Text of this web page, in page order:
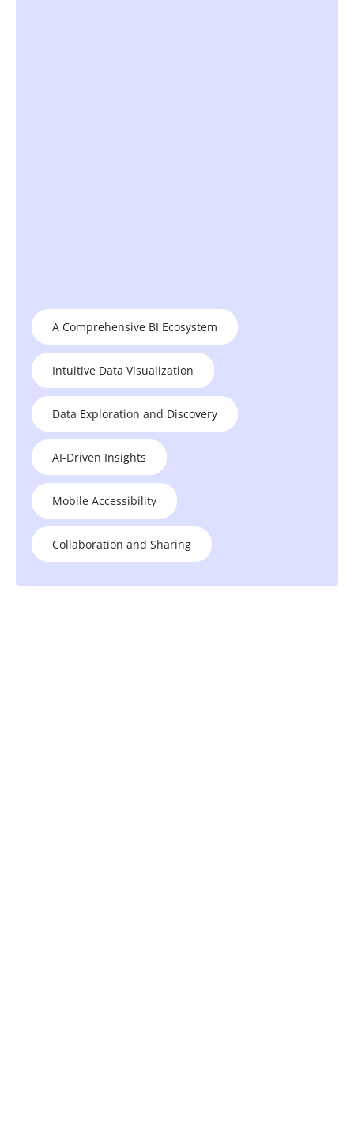
A Comprehensive BI Ecosystem
Intuitive Data Visualization
Data Exploration and Discovery
AI-Driven Insights
Mobile Accessibility
Collaboration and Sharing